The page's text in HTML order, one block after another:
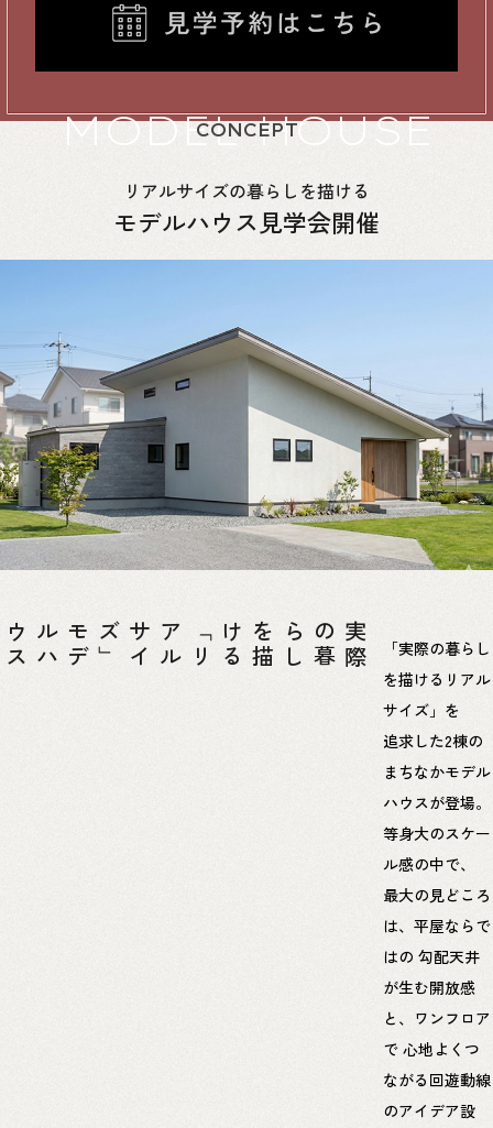
CONCEPT
MODEL HOUSE
リアルサイズの暮らしを描ける
モデルハウス見学会開催
実
際
の
暮
ら
し
を
描
け
る
「
リ
ア
ル
サ
イ
ズ
」
モ
デ
ル
ハ
ウ
ス
「実際の暮らし
を描けるリアル
サイズ」を
追求した2棟の
まちなかモデル
ハウスが登場。
等身大のスケー
ル感の中で、
最大の見どころ
は、平屋ならで
はの 勾配天井
が生む開放感
と、ワンフロア
で 心地よくつ
ながる回遊動線
のアイデア設